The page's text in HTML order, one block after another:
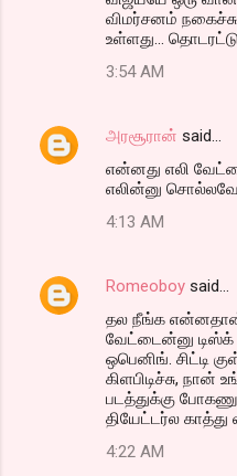
விமர்சனம்
உள்ளது...
3:54 AM
அரசூரான் said…
என்னது எலி
எலின்னு
4:13 AM
Romeoboy said…
தல நீங்க
வேட்டைன்னு டிஸ்க்
ஒபெனிங். சிட்டி
கிளபிடிச்சு, நான்
படத்துக்கு
தியேட்டர்ல காத்து
4:22 AM